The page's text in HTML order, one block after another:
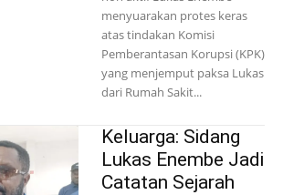
menyuarakan protes keras
atas tindakan Komisi
Pemberantasan Korupsi (KPK)
yang menjemput paksa Lukas
dari Rumah Sakit...
Keluarga: Sidang
Lukas Enembe Jadi
Catatan Sejarah